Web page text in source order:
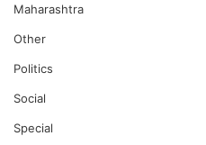
Maharashtra
Other
Politics
Social
Special